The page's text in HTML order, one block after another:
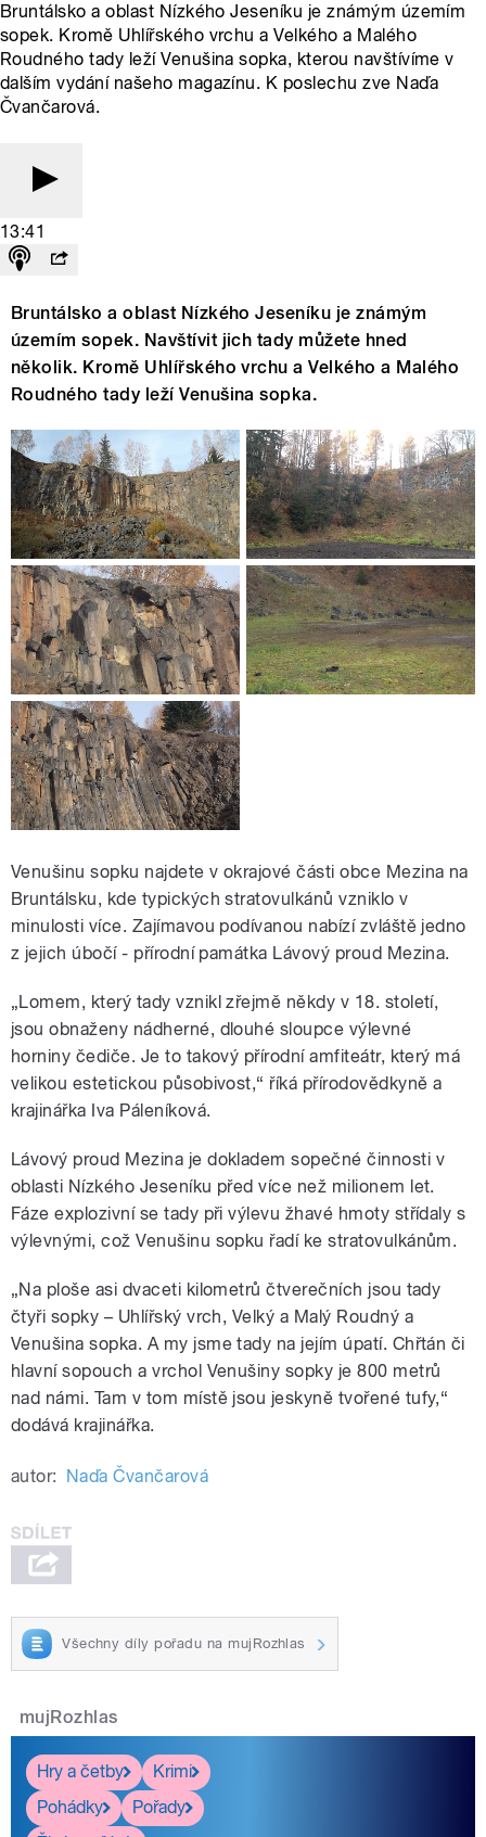
Bruntálsko a oblast Nízkého Jeseníku je známým územím
sopek. Kromě Uhlířského vrchu a Velkého a Malého
Roudného tady leží Venušina sopka, kterou navštívíme v
dalším vydání našeho magazínu. K poslechu zve Naďa
Čvančarová.
13:41
Bruntálsko a oblast Nízkého Jeseníku je známým
územím sopek. Navštívit jich tady můžete hned
několik. Kromě Uhlířského vrchu a Velkého a Malého
Roudného tady leží Venušina sopka.
Venušinu sopku najdete v okrajové části obce Mezina na
Bruntálsku, kde typických stratovulkánů vzniklo v
minulosti více. Zajímavou podívanou nabízí zvláště jedno
z jejich úbočí - přírodní památka Lávový proud Mezina.
„Lomem, který tady vznikl zřejmě někdy v 18. století,
jsou obnaženy nádherné, dlouhé sloupce výlevné
horniny čediče. Je to takový přírodní amfiteátr, který má
velikou estetickou působivost,“ říká přírodovědkyně a
krajinářka Iva Páleníková.
Lávový proud Mezina je dokladem sopečné činnosti v
oblasti Nízkého Jeseníku před více než milionem let.
Fáze explozivní se tady při výlevu žhavé hmoty střídaly s
výlevnými, což Venušinu sopku řadí ke stratovulkánům.
„Na ploše asi dvaceti kilometrů čtverečních jsou tady
čtyři sopky – Uhlířský vrch, Velký a Malý Roudný a
Venušina sopka. A my jsme tady na jejím úpatí. Chřtán či
hlavní sopouch a vrchol Venušiny sopky je 800 metrů
nad námi. Tam v tom místě jsou jeskyně tvořené tufy,“
dodává krajinářka.
autor: Naďa Čvančarová
Všechny díly pořadu na mujRozhlas
mujRozhlas
Hry a četby
Krimi
Pohádky
Pořady